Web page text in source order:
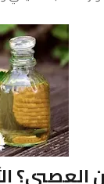
العصبي؟